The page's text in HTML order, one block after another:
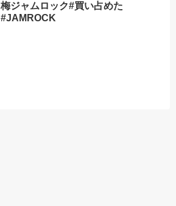
梅ジャムロック#買い占めた
#JAMROCK